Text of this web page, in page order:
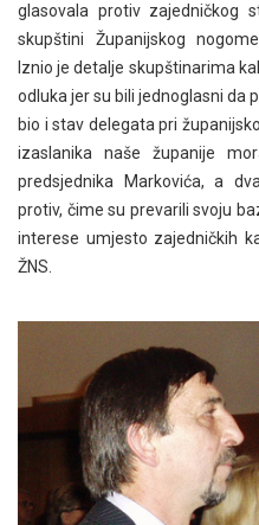
glasovala protiv zajedničkog
skupštini Županijskog
Iznio je detalje skupštinarima
odluka jer su bili jednoglasni da
bio i stav delegata pri
izaslanika naše županije
predsjednika Markovića, a
protiv, čime su prevarili svoju
interese umjesto zajedničkih
ŽNS.